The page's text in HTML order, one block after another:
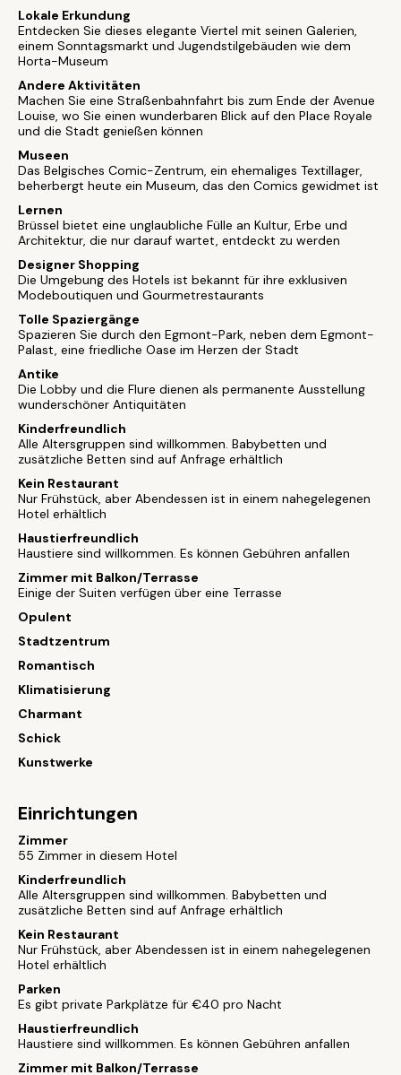
Lokale Erkundung
Entdecken Sie dieses elegante Viertel mit seinen Galerien,
einem Sonntagsmarkt und Jugendstilgebäuden wie dem
Horta-Museum
Andere Aktivitäten
Machen Sie eine Straßenbahnfahrt bis zum Ende der Avenue
Louise, wo Sie einen wunderbaren Blick auf den Place Royale
und die Stadt genießen können
Museen
Das Belgisches Comic-Zentrum, ein ehemaliges Textillager,
beherbergt heute ein Museum, das den Comics gewidmet ist
Lernen
Brüssel bietet eine unglaubliche Fülle an Kultur, Erbe und
Architektur, die nur darauf wartet, entdeckt zu werden
Designer Shopping
Die Umgebung des Hotels ist bekannt für ihre exklusiven
Modeboutiquen und Gourmetrestaurants
Tolle Spaziergänge
Spazieren Sie durch den Egmont-Park, neben dem Egmont-
Palast, eine friedliche Oase im Herzen der Stadt
Antike
Die Lobby und die Flure dienen als permanente Ausstellung
wunderschöner Antiquitäten
Kinderfreundlich
Alle Altersgruppen sind willkommen. Babybetten und
zusätzliche Betten sind auf Anfrage erhältlich
Kein Restaurant
Nur Frühstück, aber Abendessen ist in einem nahegelegenen
Hotel erhältlich
Haustierfreundlich
Haustiere sind willkommen. Es können Gebühren anfallen
Zimmer mit Balkon/Terrasse
Einige der Suiten verfügen über eine Terrasse
Opulent
Stadtzentrum
Romantisch
Klimatisierung
Charmant
Schick
Kunstwerke
Einrichtungen
Zimmer
55 Zimmer in diesem Hotel
Kinderfreundlich
Alle Altersgruppen sind willkommen. Babybetten und
zusätzliche Betten sind auf Anfrage erhältlich
Kein Restaurant
Nur Frühstück, aber Abendessen ist in einem nahegelegenen
Hotel erhältlich
Parken
Es gibt private Parkplätze für €40 pro Nacht
Haustierfreundlich
Haustiere sind willkommen. Es können Gebühren anfallen
Zimmer mit Balkon/Terrasse